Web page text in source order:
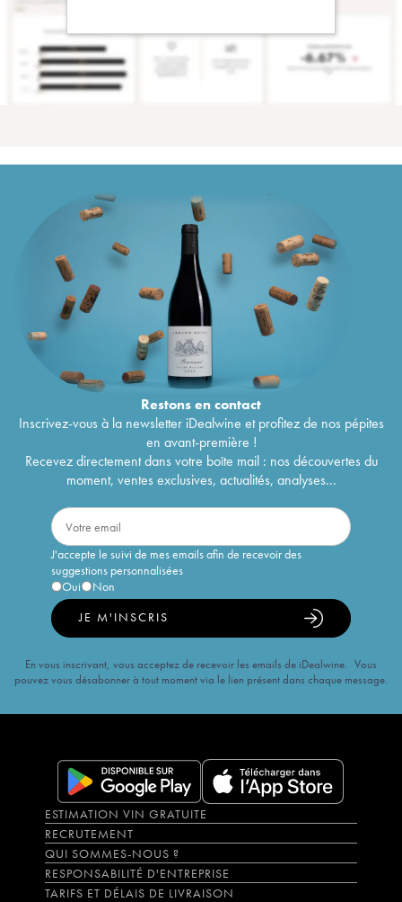
Restons encontact
Inscrivez-vous à la newsletter iDealwine et profitez de nos pépites
en avant-première !
Recevez directement dans votre boîte mail : nos découvertes du
moment, ventes exclusives, actualités, analyses...
J'accepte le suivi de mes emails afin de recevoir des
suggestions personnalisées
Oui
Non
JE M'INSCRIS
En vous inscrivant, vous acceptez de recevoir les emails de iDealwine. Vous
pouvez vous désabonner à tout moment via le lien présent dans chaque message.
ESTIMATION VIN GRATUITE
RECRUTEMENT
QUI SOMMES-NOUS ?
RESPONSABILITÉ D'ENTREPRISE
TARIFS ET DÉLAIS DE LIVRAISON